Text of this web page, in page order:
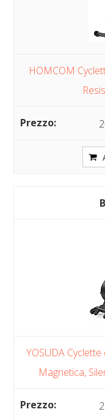
HOMCOM
YOSUDA
Magnetica,